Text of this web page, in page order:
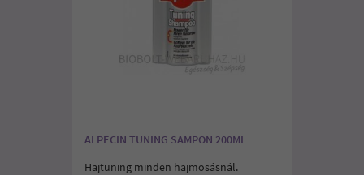
ALPECIN TUNING SAMPON 200ML
Hajtuning minden hajmosásnál.